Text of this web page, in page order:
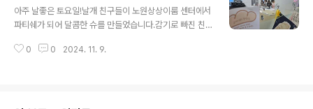
아주 날좋은 토요일!날개 친구들이 노원상상이룸 센터에서
파티쉐가 되어 달콤한 슈를 만들었습니다.감기로 빠진 친
었습니다.꿈을 꾼다는 것은 소중한 일입니다.우리 아이들
0 0 2024. 11. 9.